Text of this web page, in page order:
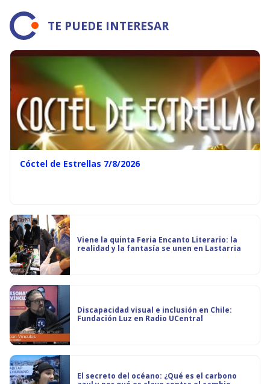
TE PUEDE INTERESAR
Cóctel de Estrellas 7/8/2026
Viene la quinta Feria Encanto Literario: la
realidad y la fantasía se unen en Lastarria
Discapacidad visual e inclusión en Chile:
Fundación Luz en Radio UCentral
El secreto del océano: ¿Qué es el carbono